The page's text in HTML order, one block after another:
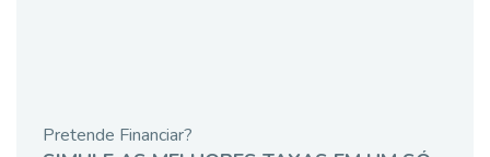
Pretende Financiar?